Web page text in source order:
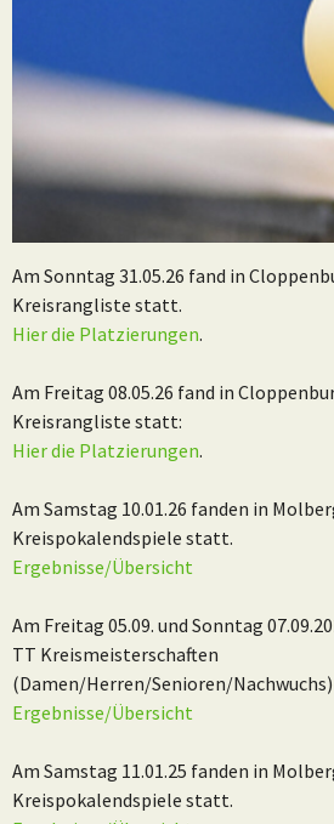
Am Sonntag 31.05.26 fand in
Kreisrangliste statt.
Hier die Platzierungen.
Am Freitag 08.05.26 fand in
Kreisrangliste statt:
Hier die Platzierungen.
Am Samstag 10.01.26 fanden in
Kreispokalendspiele statt.
Ergebnisse/Übersicht
Am Freitag 05.09. und Sonntag
TT Kreismeisterschaften
(Damen/Herren/Senioren/
Ergebnisse/Übersicht
Am Samstag 11.01.25 fanden in
Kreispokalendspiele statt.